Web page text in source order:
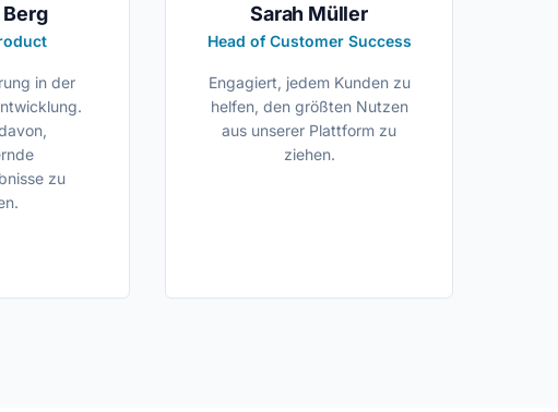
in der
zu
Sarah Müller
Head of Customer Success
Engagiert, jedem Kunden zu
helfen, den größten Nutzen
aus unserer Plattform zu
ziehen.